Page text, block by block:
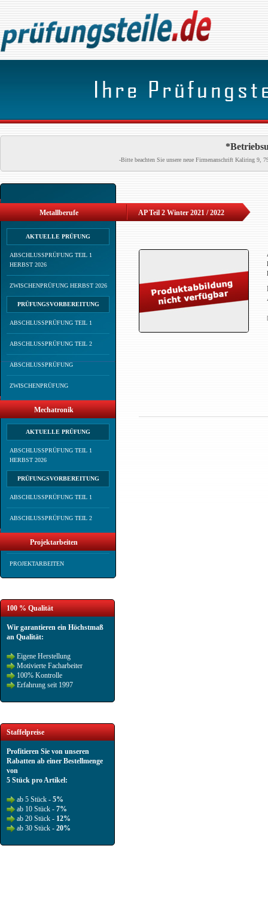
-Bitte beachten Sie unsere neue Firmenanschrift Kaliring 9,
Metallberufe
AKTUELLE PRÜFUNG
ABSCHLUSSPRÜFUNG TEIL 1
HERBST 2026
ZWISCHENPRÜFUNG HERBST 2026
PRÜFUNGSVORBEREITUNG
ABSCHLUSSPRÜFUNG TEIL 1
ABSCHLUSSPRÜFUNG TEIL 2
ABSCHLUSSPRÜFUNG
ZWISCHENPRÜFUNG
Mechatronik
AKTUELLE PRÜFUNG
ABSCHLUSSPRÜFUNG TEIL 1
HERBST 2026
PRÜFUNGSVORBEREITUNG
ABSCHLUSSPRÜFUNG TEIL 1
ABSCHLUSSPRÜFUNG TEIL 2
Projektarbeiten
PROJEKTARBEITEN
100 % Qualität
Wir garantieren ein Höchstmaß
an Qualität:
Eigene Herstellung
Motivierte Facharbeiter
100% Kontrolle
Erfahrung seit 1997
Staffelpreise
Profitieren Sie von unseren
Rabatten ab einer Bestellmenge
von
5 Stück pro Artikel:
ab 5 Stück - 5%
ab 10 Stück - 7%
ab 20 Stück - 12%
ab 30 Stück - 20%
AP Teil 2 Winter 2021 / 2022